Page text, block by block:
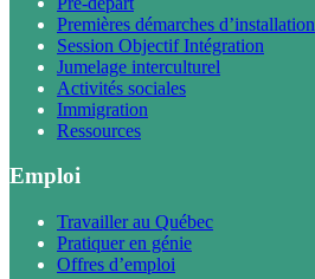
Premières démarches d’installation
Session Objectif Intégration
Jumelage interculturel
Activités sociales
Immigration
Ressources
Emploi
Travailler au Québec
Pratiquer en génie
Offres d’emploi